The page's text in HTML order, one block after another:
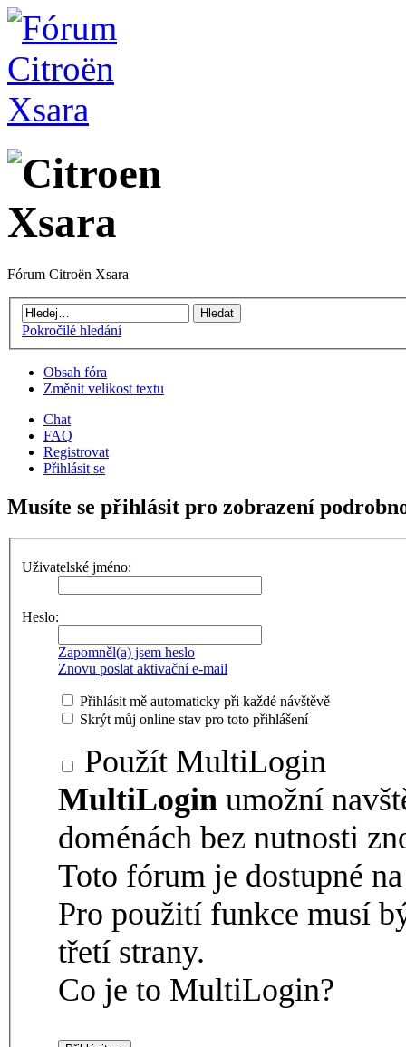
Fórum Citroën Xsara
Pokročilé hledání
Obsah fóra
Změnit velikost textu
Chat
FAQ
Registrovat
Přihlásit se
Musíte se přihlásit pro zobrazení
Uživatelské jméno:
Heslo:
Zapomněl(a) jsem heslo
Znovu poslat aktivační e-mail
Přihlásit mě automaticky při každé návštěvě
Skrýt můj online stav pro toto přihlášení
Použít MultiLogin
MultiLogin umožní
doménách bez nutnosti
Toto fórum je dostupné
Pro použití funkce musí
třetí strany.
Co je to MultiLogin?